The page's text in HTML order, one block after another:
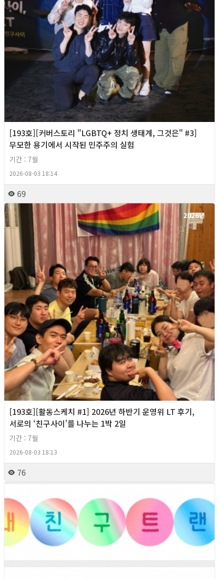
[193호][커버스토리 "LGBTQ+ 정치 생태계, 그것은" #3]
무모한 용기에서 시작된 민주주의 실험
기간 : 7월
2026-08-03 18:14
69
2026년
[193호][활동스케치 #1] 2026년 하반기 운영위 LT 후기,
서로의 ‘친구사이’를 나누는 1박 2일
기간 : 7월
2026-08-03 18:13
76